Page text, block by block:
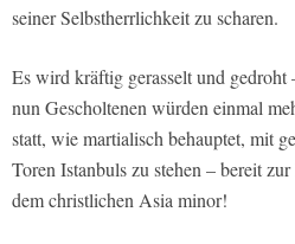
seiner Selbstherrlichkeit zu scharen.
Es wird kräftig gerasselt und
nun Gescholtenen würden einmal
statt, wie martialisch behauptet, mit
Toren Istanbuls zu stehen – bereit
dem christlichen Asia minor!